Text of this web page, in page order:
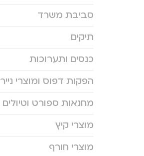
סביבת משרד
תיקים
כנסים ותערוכות
הפקות דפוס ומוצרי נייר
מחנאות ספורט וטיולים
מוצרי קיץ
מוצרי חורף